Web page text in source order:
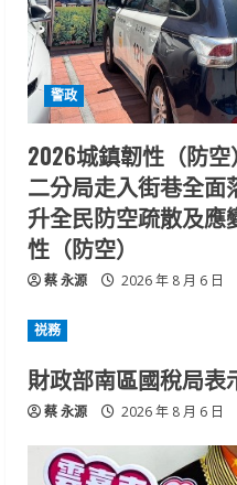
警政
2026城鎮韌性（防
二分局走入街巷全
升全民防空疏散及應
性（防空）
蔡 永源 2026 年 8 月 6 日
祱務
財政部南區國稅局表
蔡 永源 2026 年 8 月 6 日